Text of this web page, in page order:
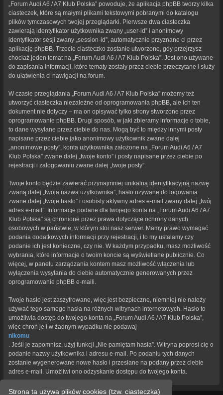
Strona ta używa plików cookies (tzw. ciasteczka)
„Forum Audi A6 / A7 Klub Polska” powoduje, że aplikacja phpBB tworzy kilka
ciasteczek, które są małymi plikami tekstowymi pobranymi do katalogu
plików tymczasowych twojej przeglądarki. Pierwsze dwa ciasteczka
zawierają identyfikator użytkownika zwany „user-id” i anonimowy
identyfikator sesji zwany „session-id”, automatycznie przyznane ci przez
aplikację phpBB. Trzecie ciasteczko zostanie utworzone, gdy przejrzysz
chociaż jeden temat na „Forum Audi A6 / A7 Klub Polska”. Jest ono używane
do zapisania informacji, które tematy zostały przez ciebie przeczytane i służy
do ułatwienia ci nawigacji na forum.
W czasie przeglądania „Forum Audi A6 / A7 Klub Polska” możemy też
utworzyć ciasteczka niezależne od oprogramowania phpBB, ale ich ten
dokument nie dotyczy – ma on opisywać tylko strony stworzone przez
oprogramowanie phpBB. Drugi sposób, w jaki zbieramy informacje o tobie,
to dane wysyłane przez ciebie do nas. Mogą być to między innymi posty
napisane przez ciebie jako anonimowy użytkownik zwane dalej
„anonimowe posty”, konta użytkownika założone na „Forum Audi A6 / A7
Klub Polska” zwane dalej „twoje konto” i posty napisane przez ciebie po
rejestracji i zalogowaniu zwane dalej „twoje posty”.
Twoje konto będzie zawierać przynajmniej unikalną identyfikacyjną nazwę
zwaną dalej „twoja nazwa użytkownika”, hasło używane do logowania
zwane dalej „twoje hasło” i osobisty aktywny adres e-mail zwany dalej „twój
adres e-mail”. Informacje podane dla twojego konta na „Forum Audi A6 / A7
Klub Polska” są chronione przez prawa dotyczące ochrony danych
osobowych w państwie, w którym stoi nasz serwer. Mamy prawo wymagać
podania dodatkowych informacji przy rejestracji, i to my ustalamy czy
podanie ich jest konieczne, czy nie. W każdym przypadku, masz możliwość
wybrania, które informacje o twoim koncie są wyświetlane publicznie. Co
więcej, w panelu zarządzania kontem masz możliwość włączenia lub
wyłączenia wysyłania do ciebie automatycznie generowanych przez
oprogramowanie phpBB e-maili.
Twoje hasło jest zaszyfrowane, więc jest bezpieczne, niemniej nie należy
używać tego samego hasła na różnych witrynach internetowych. Hasło to
umożliwia dostęp do twojego konta na „Forum Audi A6 / A7 Klub Polska”,
więc chroń je i w żadnym wypadku nie podawaj
nikomu
. Jeśli je zapomnisz, użyj funkcji „Nie pamiętam hasła”. Witryna poprosi cię o
podanie nazwy użytkownika i adresu e-mail. Po podaniu tych danych
zostanie wygenerowane nowe hasło i przesłane na podany przez ciebie
adres e-mail. Umożliwi ono odzyskanie dostępu do twojego konta.